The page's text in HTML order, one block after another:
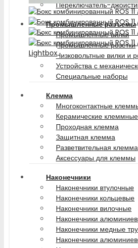
Переключатель-
Промышленные разъемы
Промышленные вилки
Промышленные розетки
Низковольтные вилки и
Устройства с
Специальные наборы
Клемма
Многоконтактные
Керамические
Проходная клемма
Защитная клемма
Разветвительная клемма
Аксессуары для клеммы
Наконечники
Наконечники втулочные
Наконечники кольцевые
Наконечники вилочные
Наконечники
Наконечники медные
Наконечники
Lightbox